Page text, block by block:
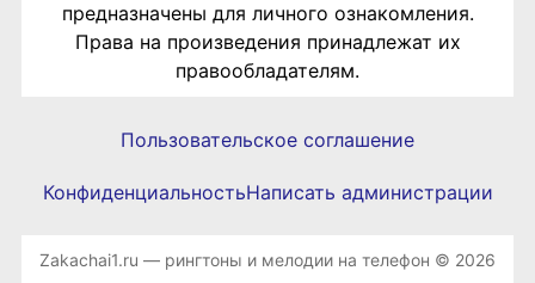
предназначены для личного ознакомления.
Права на произведения принадлежат их
правообладателям.
Пользовательское соглашение
КонфиденциальностьНаписать администрации
Zakachai1.ru — рингтоны и мелодии на телефон © 2026